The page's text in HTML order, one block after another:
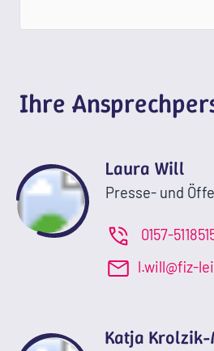
Ihre
Laura Will
Presse- und
0157-
l.will@fiz-
Katja